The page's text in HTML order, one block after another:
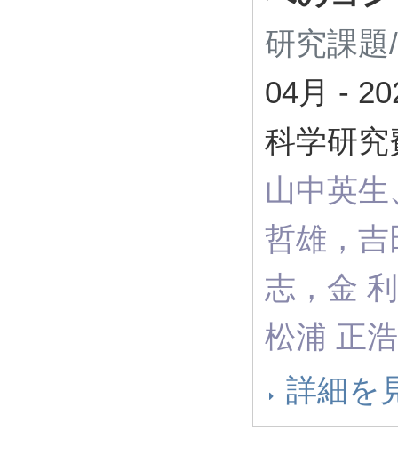
研究課
04月 -
科学研
山中英
哲雄，
志，金
松浦 正
詳細を